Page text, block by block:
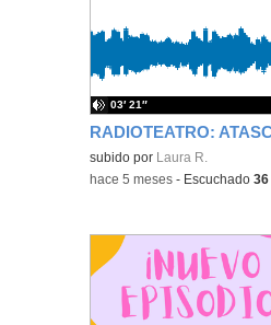
subido por Laura R.
03′ 21″
-hace 5 meses - Escuchado36